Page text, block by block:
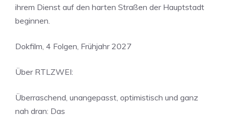
ihrem Dienst auf den harten Straßen der Hauptstadt
beginnen.
Dokfilm, 4 Folgen, Frühjahr 2027
Über RTLZWEI:
Überraschend, unangepasst, optimistisch und ganz
nah dran: Das